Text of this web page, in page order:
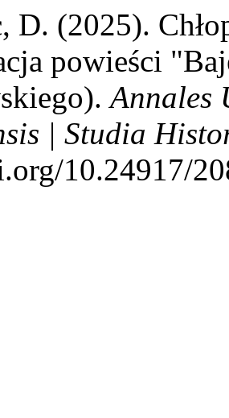
D. (2025).
powieści
Annales
| Studia
10.24917/